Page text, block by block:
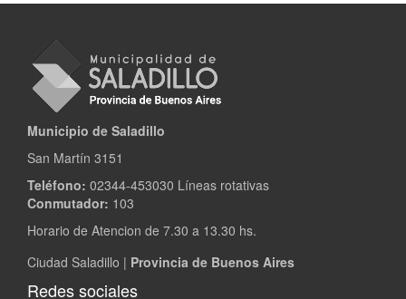
Municipio de Saladillo
San Martín 3151
Teléfono: 02344-453030 Líneas rotativas
Conmutador: 103
Horario de Atencion de 7.30 a 13.30 hs.
Ciudad Saladillo | Provincia de Buenos Aires
Redes sociales